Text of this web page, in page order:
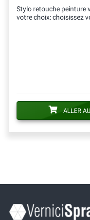
Stylo retouche peinture
votre choix: choisissez
ALLER